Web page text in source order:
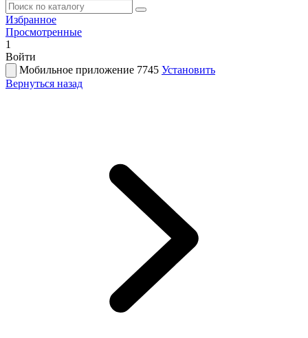
Избранное
Просмотренные
1
Войти
Мобильное приложение 7745 Установить
Вернуться назад